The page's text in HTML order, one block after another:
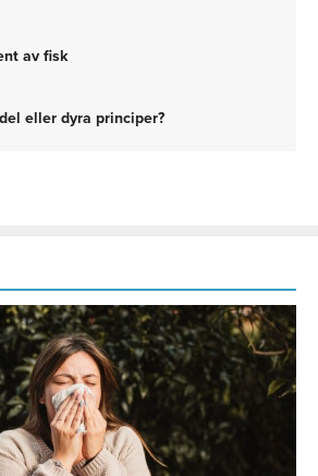
av fisk
eller dyra principer?